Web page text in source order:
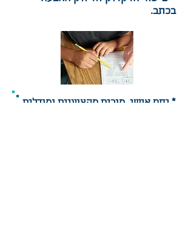
בכתב.
* יחס אישי, מורים מקצועיים ומודלים